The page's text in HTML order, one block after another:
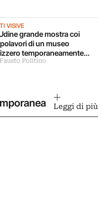
VISIVE
grande mostra coi
di un museo
temporaneamente
Politino
Leggi di più